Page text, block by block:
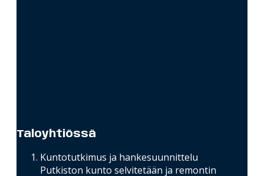
Taloyhtiössä
Kuntotutkimus ja hankesuunnittelu
Putkiston kunto selvitetään ja remontin